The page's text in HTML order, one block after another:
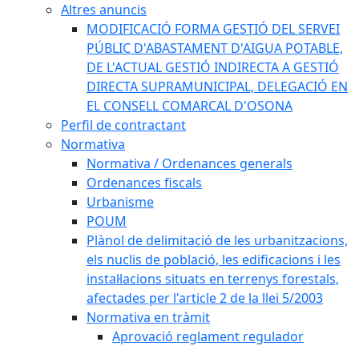
Altres anuncis
MODIFICACIÓ FORMA GESTIÓ DEL SERVEI
PÚBLIC D'ABASTAMENT D'AIGUA POTABLE,
DE L'ACTUAL GESTIÓ INDIRECTA A GESTIÓ
DIRECTA SUPRAMUNICIPAL, DELEGACIÓ EN
EL CONSELL COMARCAL D'OSONA
Perfil de contractant
Normativa
Normativa / Ordenances generals
Ordenances fiscals
Urbanisme
POUM
Plànol de delimitació de les urbanitzacions,
els nuclis de població, les edificacions i les
instal·lacions situats en terrenys forestals,
afectades per l'article 2 de la llei 5/2003
Normativa en tràmit
Aprovació reglament regulador